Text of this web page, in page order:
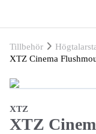
Tillbehör
XTZ Cinema
XTZ
XTZ